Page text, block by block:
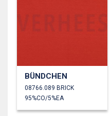
BÜNDCHEN
08766.089 BRICK
95%CO/5%EA